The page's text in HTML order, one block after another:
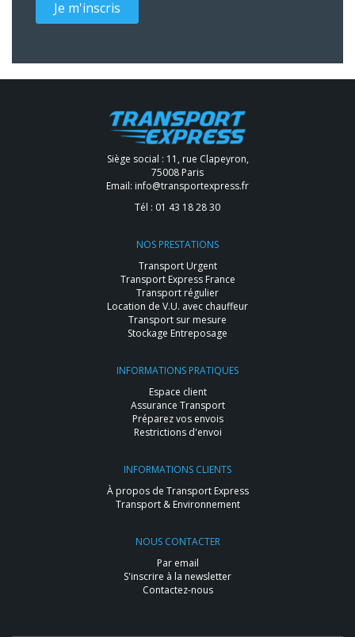
Je m'inscris
Siège social : 11, rue Clapeyron,
75008 Paris
Email: info@transportexpress.fr
Tél : 01 43 18 28 30
NOS PRESTATIONS
Transport Urgent
Transport Express France
Transport régulier
Location de V.U. avec chauffeur
Transport sur mesure
Stockage Entreposage
INFORMATIONS PRATIQUES
Espace client
Assurance Transport
Préparez vos envois
Restrictions d'envoi
INFORMATIONS CLIENTS
À propos de Transport Express
Transport & Environnement
NOUS CONTACTER
Par email
S'inscrire à la newsletter
Contactez-nous